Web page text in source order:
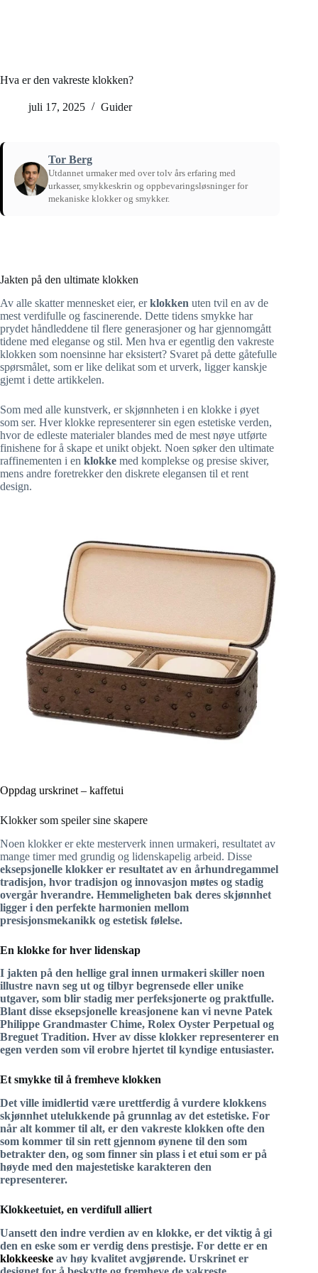
Hva er den vakreste klokken?
juli 17, 2025 Guider
Tor Berg
Utdannet urmaker med over tolv års erfaring med
urkasser, smykkeskrin og oppbevaringsløsninger for
mekaniske klokker og smykker.
Jakten på den ultimate klokken
Av alle skatter mennesket eier, erklokken uten tvil en av de
mest verdifulle og fascinerende. Dette tidens smykke har
prydet håndleddene til flere generasjoner og har gjennomgått
tidene med eleganse og stil. Men hva er egentlig den vakreste
klokken som noensinne har eksistert? Svaret på dette gåtefulle
spørsmålet, som er like delikat som et urverk, ligger kanskje
gjemt i dette artikkelen.
Som med alle kunstverk, er skjønnheten i en klokke i øyet
som ser. Hver klokke representerer sin egen estetiske verden,
hvor de edleste materialer blandes med de mest nøye utførte
finishene for å skape et unikt objekt. Noen søker den ultimate
raffinementen i en klokke med komplekse og presise skiver,
mens andre foretrekker den diskrete elegansen til et rent
design.
Oppdag urskrinet – kaffetui
Klokker som speiler sine skapere
Noen klokker er ekte mesterverk innen urmakeri, resultatet av
mange timer med grundig og lidenskapelig arbeid. Disse
eksepsjonelle klokker er resultatet av en århundregammel
tradisjon, hvor tradisjon og innovasjon møtes og stadig
overgår hverandre. Hemmeligheten bak deres skjønnhet
ligger i den perfekte harmonien mellom
presisjonsmekanikk og estetisk følelse.
En klokke for hver lidenskap
I jakten på den hellige gral innen urmakeri skiller noen
illustre navn seg ut og tilbyr begrensede eller unike
utgaver, som blir stadig mer perfeksjonerte og praktfulle.
Blant disse eksepsjonelle kreasjonene kan vi nevne Patek
Philippe Grandmaster Chime, Rolex Oyster Perpetual og
Breguet Tradition. Hver av disse klokker representerer en
egen verden som vil erobre hjertet til kyndige entusiaster.
Et smykke til å fremheve klokken
Det ville imidlertid være urettferdig å vurdere klokkens
skjønnhet utelukkende på grunnlag av det estetiske. For
når alt kommer til alt, er den vakreste klokken ofte den
som kommer til sin rett gjennom øynene til den som
betrakter den, og som finner sin plass i et etui som er på
høyde med den majestetiske karakteren den
representerer.
Klokkeetuiet, en verdifull alliert
Uansett den indre verdien av en klokke, er det viktig å gi
den en eske som er verdig dens prestisje. For dette er en
klokkeeske av høy kvalitet avgjørende. Urskrinet er